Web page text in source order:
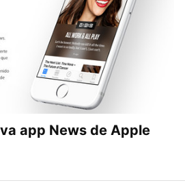
app News de Apple